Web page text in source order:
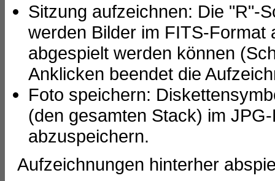
Sitzung aufzeichnen: Die "R"-
werden Bilder im FITS-
abgespielt werden können
Anklicken beendet die
Foto speichern:
(den gesamten Stack) im
abzuspeichern.
Aufzeichnungen hinterher